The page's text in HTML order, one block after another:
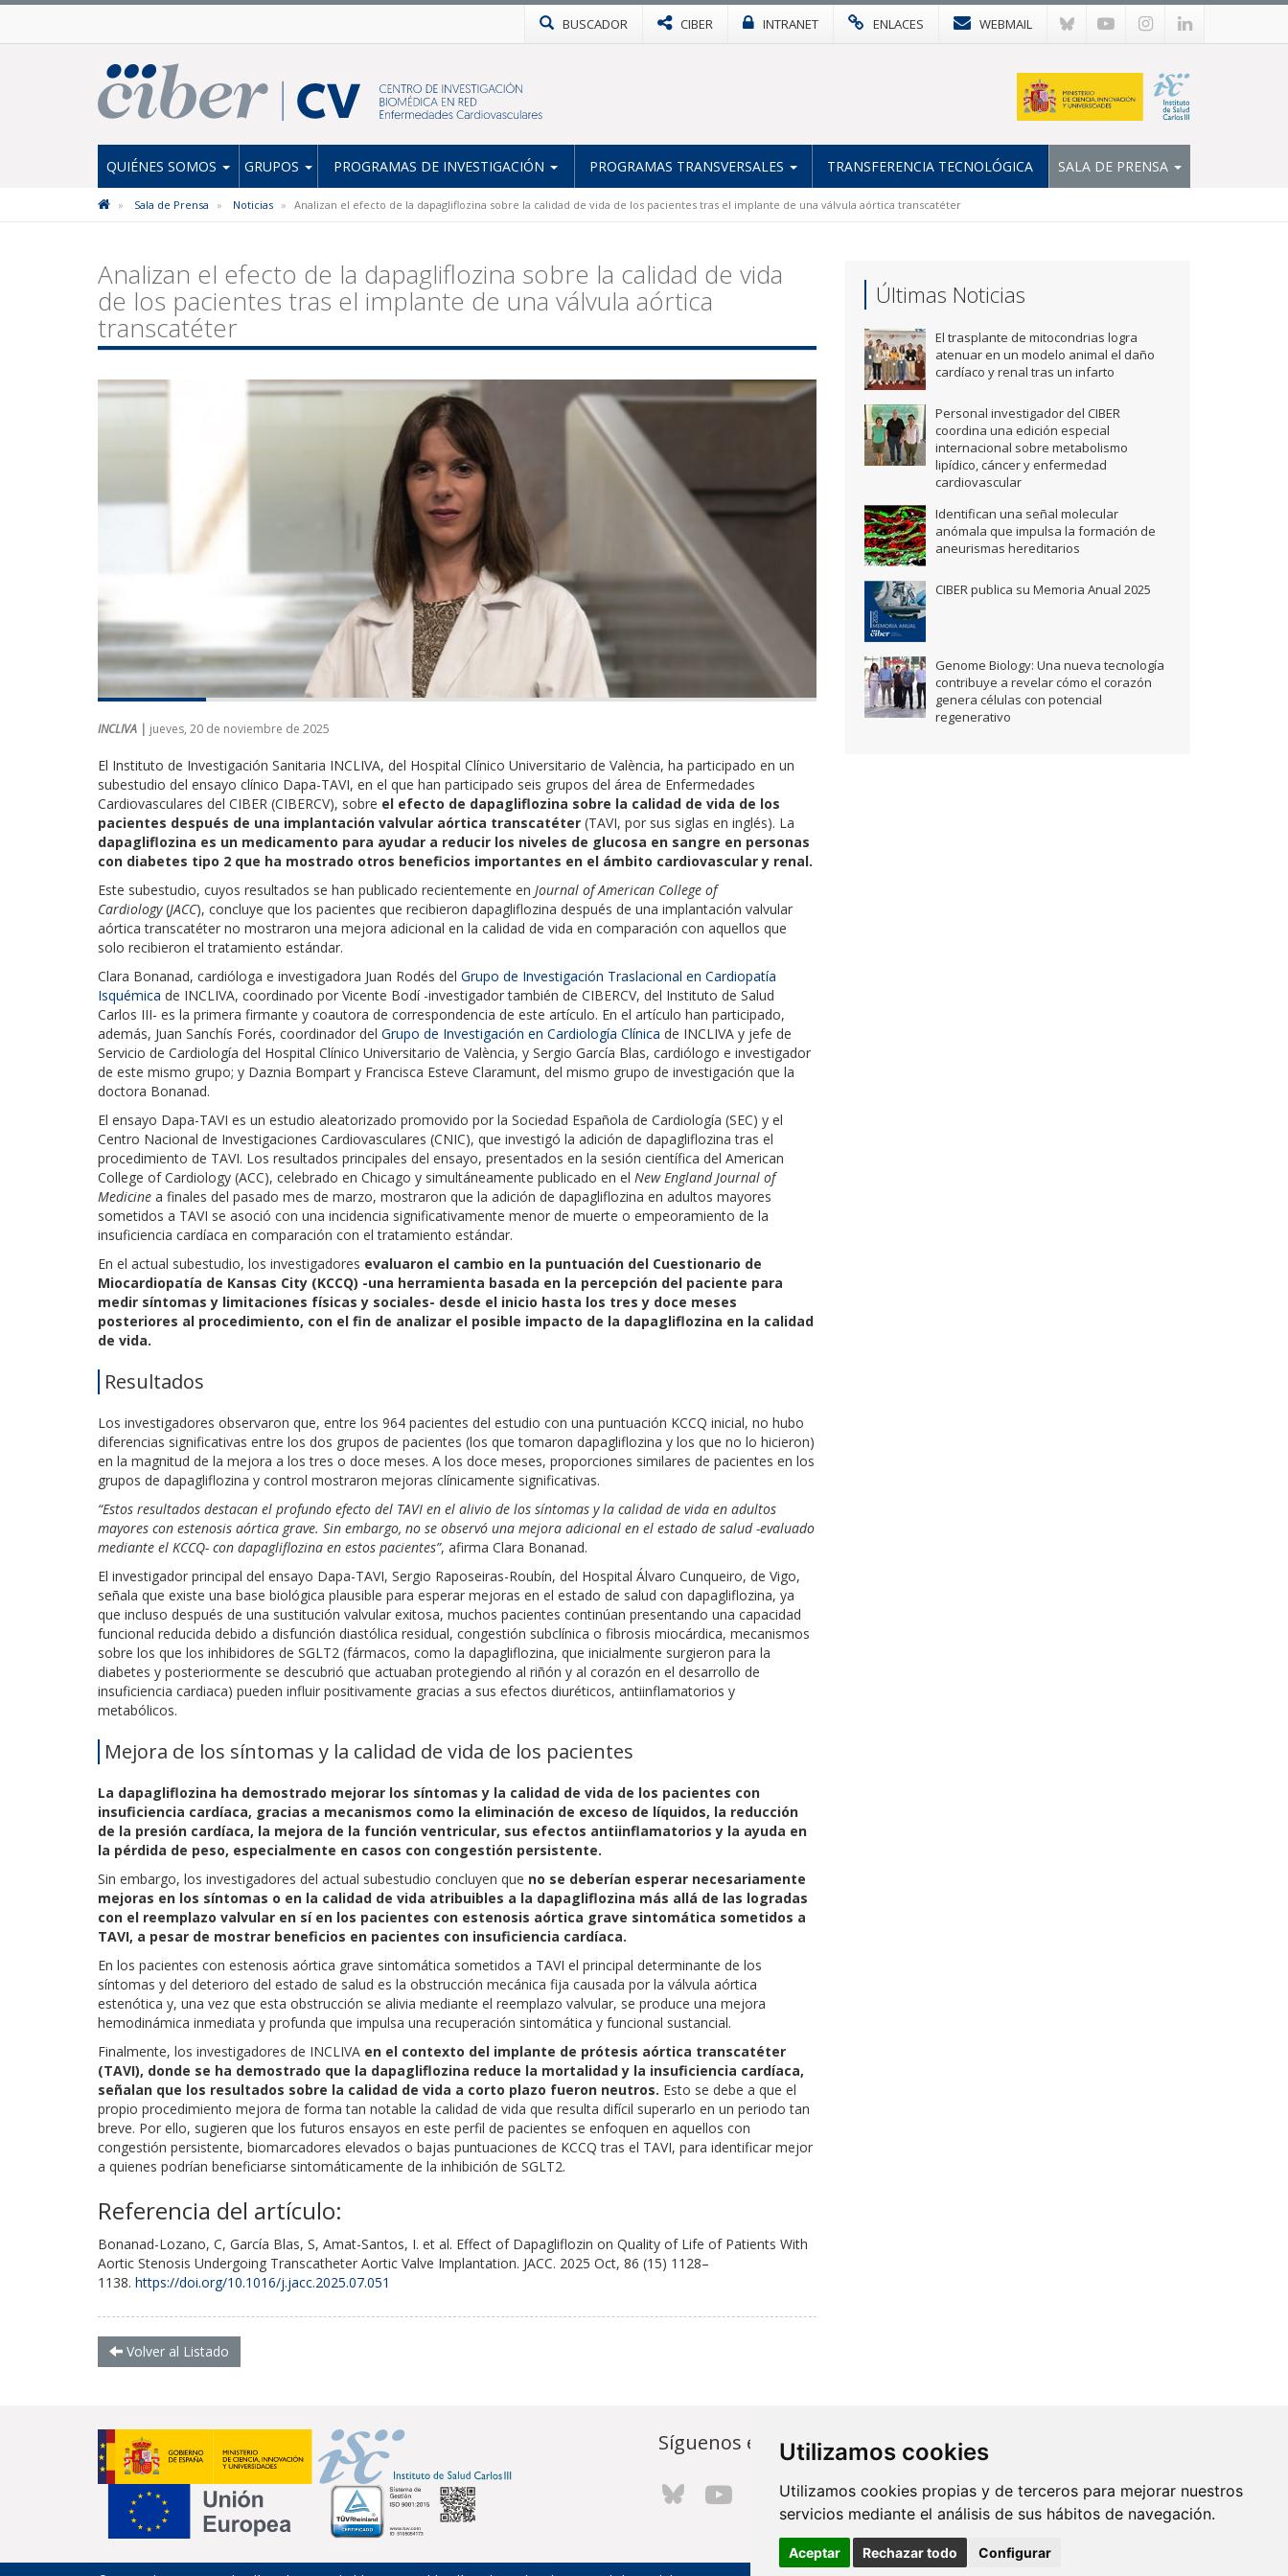
Utilizamos cookies
Utilizamos cookies propias y de terceros para mejorar nuestros
servicios mediante el análisis de sus hábitos de navegación.
Aceptar Rechazar todo Configurar
BUSCADOR CIBER INTRANET ENLACES WEBMAIL
QUIÉNES SOMOS GRUPOS PROGRAMAS DE INVESTIGACIÓN PROGRAMAS TRANSVERSALES TRANSFERENCIA TECNOLÓGICA SALA DE PRENSA
Sala de Prensa Noticias Analizan el efecto de la dapagliflozina sobre la calidad de vida de los pacientes tras el implante de una válvula aórtica transcatéter
Analizan el efecto de la dapagliflozina sobre la calidad de vida
de los pacientes tras el implante de una válvula aórtica
transcatéter
INCLIVA | jueves, 20 de noviembre de 2025
El Instituto de Investigación Sanitaria INCLIVA, del Hospital Clínico Universitario de València, ha participado en un
subestudio del ensayo clínico Dapa-TAVI, en el que han participado seis grupos del área de Enfermedades
Cardiovasculares del CIBER (CIBERCV), sobre el efecto de dapagliflozina sobre la calidad de vida de los
pacientes después de una implantación valvular aórtica transcatéter (TAVI, por sus siglas en inglés). La
dapagliflozina es un medicamento para ayudar a reducir los niveles de glucosa en sangre en personas
con diabetes tipo 2 que ha mostrado otros beneficios importantes en el ámbito cardiovascular y renal.
Este subestudio, cuyos resultados se han publicado recientemente en Journal of American College of
Cardiology(JACC), concluye que los pacientes que recibieron dapagliflozina después de una implantación valvular
aórtica transcatéter no mostraron una mejora adicional en la calidad de vida en comparación con aquellos que
solo recibieron el tratamiento estándar.
Clara Bonanad, cardióloga e investigadora Juan Rodés del Grupo de Investigación Traslacional en Cardiopatía
Isquémica de INCLIVA, coordinado por Vicente Bodí -investigador también de CIBERCV, del Instituto de Salud
Carlos III- es la primera firmante y coautora de correspondencia de este artículo. En el artículo han participado,
además, Juan Sanchís Forés, coordinador del Grupo de Investigación en Cardiología Clínica de INCLIVA y jefe de
Servicio de Cardiología del Hospital Clínico Universitario de València, y Sergio García Blas, cardiólogo e investigador
de este mismo grupo; y Daznia Bompart y Francisca Esteve Claramunt, del mismo grupo de investigación que la
doctora Bonanad.
El ensayo Dapa-TAVI es un estudio aleatorizado promovido por la Sociedad Española de Cardiología (SEC) y el
Centro Nacional de Investigaciones Cardiovasculares (CNIC), que investigó la adición de dapagliflozina tras el
procedimiento de TAVI. Los resultados principales del ensayo, presentados en la sesión científica del American
College of Cardiology (ACC), celebrado en Chicago y simultáneamente publicado en el New England Journal of
Medicine a finales del pasado mes de marzo, mostraron que la adición de dapagliflozina en adultos mayores
sometidos a TAVI se asoció con una incidencia significativamente menor de muerte o empeoramiento de la
insuficiencia cardíaca en comparación con el tratamiento estándar.
En el actual subestudio, los investigadores evaluaron el cambio en la puntuación del Cuestionario de
Miocardiopatía de Kansas City (KCCQ) -una herramienta basada en la percepción del paciente para
medir síntomas y limitaciones físicas y sociales- desde el inicio hasta los tres y doce meses
posteriores al procedimiento, con el fin de analizar el posible impacto de la dapagliflozina en la calidad
de vida.
Resultados
Los investigadores observaron que, entre los 964 pacientes del estudio con una puntuación KCCQ inicial, no hubo
diferencias significativas entre los dos grupos de pacientes (los que tomaron dapagliflozina y los que no lo hicieron)
en la magnitud de la mejora a los tres o doce meses. A los doce meses, proporciones similares de pacientes en los
grupos de dapagliflozina y control mostraron mejoras clínicamente significativas.
“Estos resultados destacan el profundo efecto del TAVI en el alivio de los síntomas y la calidad de vida en adultos
mayores con estenosis aórtica grave. Sin embargo, no se observó una mejora adicional en el estado de salud -evaluado
mediante el KCCQ- con dapagliflozina en estos pacientes”, afirma Clara Bonanad.
El investigador principal del ensayo Dapa-TAVI, Sergio Raposeiras-Roubín, del Hospital Álvaro Cunqueiro, de Vigo,
señala que existe una base biológica plausible para esperar mejoras en el estado de salud con dapagliflozina, ya
que incluso después de una sustitución valvular exitosa, muchos pacientes continúan presentando una capacidad
funcional reducida debido a disfunción diastólica residual, congestión subclínica o fibrosis miocárdica, mecanismos
sobre los que los inhibidores de SGLT2 (fármacos, como la dapagliflozina, que inicialmente surgieron para la
diabetes y posteriormente se descubrió que actuaban protegiendo al riñón y al corazón en el desarrollo de
insuficiencia cardiaca) pueden influir positivamente gracias a sus efectos diuréticos, antiinflamatorios y
metabólicos.
Mejora de los síntomas y la calidad de vida de los pacientes
La dapagliflozina ha demostrado mejorar los síntomas y la calidad de vida de los pacientes con
insuficiencia cardíaca, gracias a mecanismos como la eliminación de exceso de líquidos, la reducción
de la presión cardíaca, la mejora de la función ventricular, sus efectos antiinflamatorios y la ayuda en
la pérdida de peso, especialmente en casos con congestión persistente.
Sin embargo, los investigadores del actual subestudio concluyen que no se deberían esperar necesariamente
mejoras en los síntomas o en la calidad de vida atribuibles a la dapagliflozina más allá de las logradas
con el reemplazo valvular en sí en los pacientes con estenosis aórtica grave sintomática sometidos a
TAVI, a pesar de mostrar beneficios en pacientes con insuficiencia cardíaca.
En los pacientes con estenosis aórtica grave sintomática sometidos a TAVI el principal determinante de los
síntomas y del deterioro del estado de salud es la obstrucción mecánica fija causada por la válvula aórtica
estenótica y, una vez que esta obstrucción se alivia mediante el reemplazo valvular, se produce una mejora
hemodinámica inmediata y profunda que impulsa una recuperación sintomática y funcional sustancial.
Finalmente, los investigadores de INCLIVA en el contexto del implante de prótesis aórtica transcatéter
(TAVI), donde se ha demostrado que la dapagliflozina reduce la mortalidad y la insuficiencia cardíaca,
señalan que los resultados sobre la calidad de vida a corto plazo fueron neutros. Esto se debe a que el
propio procedimiento mejora de forma tan notable la calidad de vida que resulta difícil superarlo en un periodo tan
breve. Por ello, sugieren que los futuros ensayos en este perfil de pacientes se enfoquen en aquellos con
congestión persistente, biomarcadores elevados o bajas puntuaciones de KCCQ tras el TAVI, para identificar mejor
a quienes podrían beneficiarse sintomáticamente de la inhibición de SGLT2.
Referencia del artículo:
Bonanad-Lozano, C, García Blas, S, Amat-Santos, I. et al. Effect of Dapagliflozin on Quality of Life of Patients With
Aortic Stenosis Undergoing Transcatheter Aortic Valve Implantation. JACC. 2025 Oct, 86 (15) 1128–
1138. https://doi.org/10.1016/j.jacc.2025.07.051
Volver al Listado
Últimas Noticias
El trasplante de mitocondrias logra
atenuar en un modelo animal el daño
cardíaco y renal tras un infarto
Personal investigador del CIBER
coordina una edición especial
internacional sobre metabolismo
lipídico, cáncer y enfermedad
cardiovascular
Identifican una señal molecular
anómala que impulsa la formación de
aneurismas hereditarios
CIBER publica su Memoria Anual 2025
Genome Biology: Una nueva tecnología
contribuye a revelar cómo el corazón
genera células con potencial
regenerativo
Síguenos en... Contacto
Av. Monforte de Lemos, 3-5. Pabellón
11. Planta 0 28029 Madrid
info@ciberisciii.es